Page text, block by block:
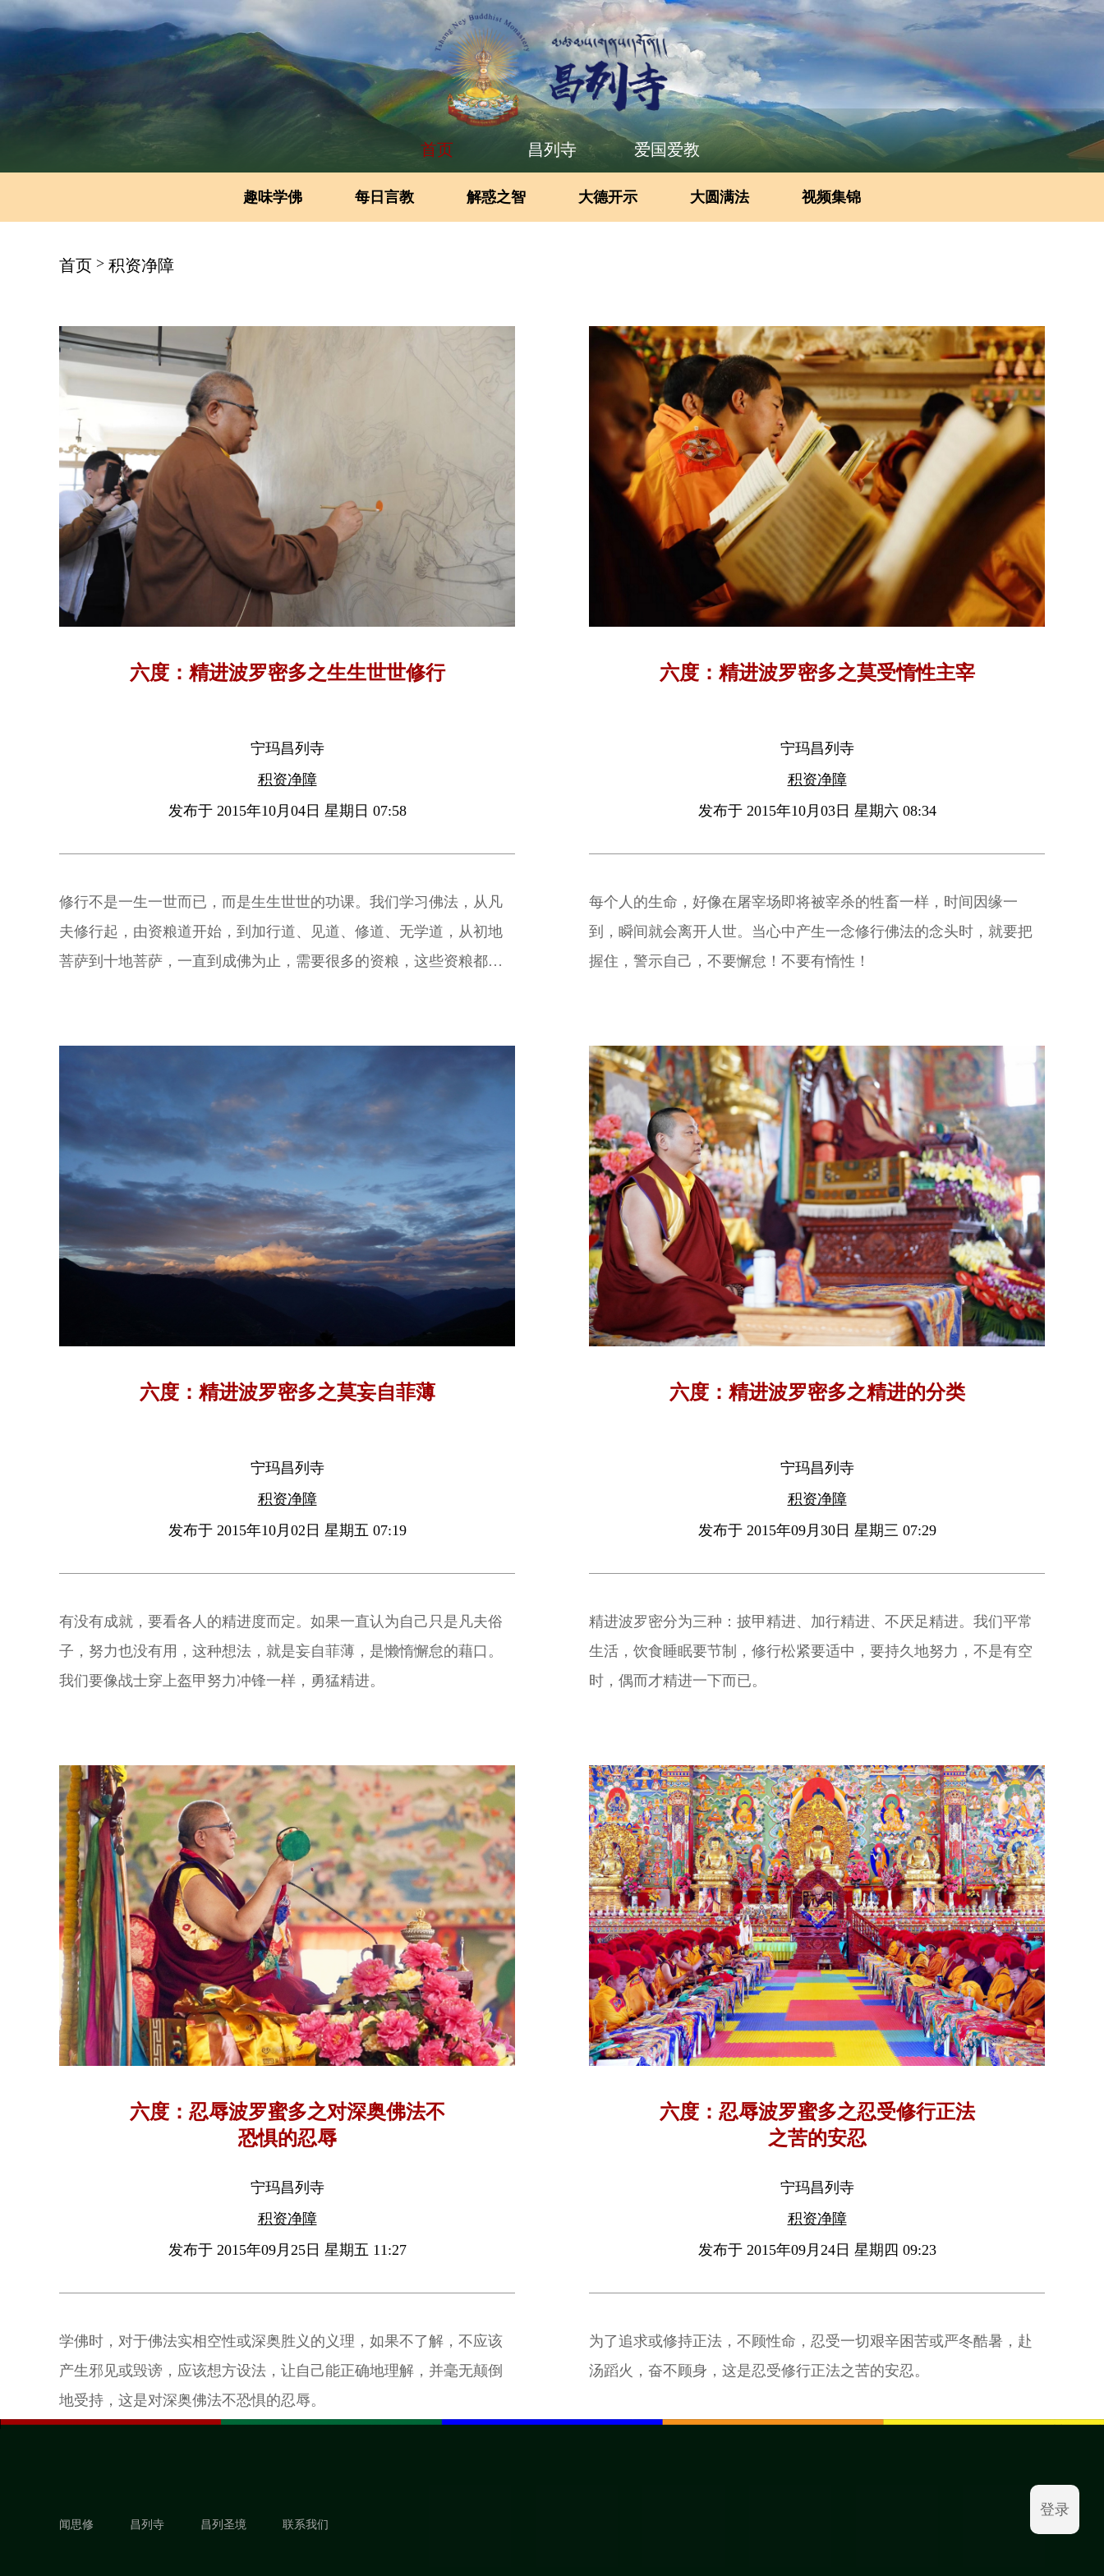
首页 昌列寺 爱国爱教
趣味学佛 每日言教 解惑之智 大德开示 大圆满法 视频集锦
首页 > 积资净障
六度：精进波罗密多之生生世世修行
宁玛昌列寺
积资净障
发布于 2015年10月04日 星期日 07:58
修行不是一生一世而已，而是生生世世的功课。我们学习佛法，从凡
夫修行起，由资粮道开始，到加行道、见道、修道、无学道，从初地
菩萨到十地菩萨，一直到成佛为止，需要很多的资粮，这些资粮都要
六度：精进波罗密多之莫受惰性主宰
宁玛昌列寺
积资净障
发布于 2015年10月03日 星期六 08:34
每个人的生命，好像在屠宰场即将被宰杀的牲畜一样，时间因缘一
到，瞬间就会离开人世。当心中产生一念修行佛法的念头时，就要把
握住，警示自己，不要懈怠！不要有惰性！
六度：精进波罗密多之莫妄自菲薄
宁玛昌列寺
积资净障
发布于 2015年10月02日 星期五 07:19
有没有成就，要看各人的精进度而定。如果一直认为自己只是凡夫俗
子，努力也没有用，这种想法，就是妄自菲薄，是懒惰懈怠的藉口。
我们要像战士穿上盔甲努力冲锋一样，勇猛精进。
六度：精进波罗密多之精进的分类
宁玛昌列寺
积资净障
发布于 2015年09月30日 星期三 07:29
精进波罗密分为三种：披甲精进、加行精进、不厌足精进。我们平常
生活，饮食睡眠要节制，修行松紧要适中，要持久地努力，不是有空
时，偶而才精进一下而已。
六度：忍辱波罗蜜多之对深奥佛法不
恐惧的忍辱
宁玛昌列寺
积资净障
发布于 2015年09月25日 星期五 11:27
学佛时，对于佛法实相空性或深奥胜义的义理，如果不了解，不应该
产生邪见或毁谤，应该想方设法，让自己能正确地理解，并毫无颠倒
地受持，这是对深奥佛法不恐惧的忍辱。
六度：忍辱波罗蜜多之忍受修行正法
之苦的安忍
宁玛昌列寺
积资净障
发布于 2015年09月24日 星期四 09:23
为了追求或修持正法，不顾性命，忍受一切艰辛困苦或严冬酷暑，赴
汤蹈火，奋不顾身，这是忍受修行正法之苦的安忍。
闻思修 昌列寺 昌列圣境 联系我们
登录